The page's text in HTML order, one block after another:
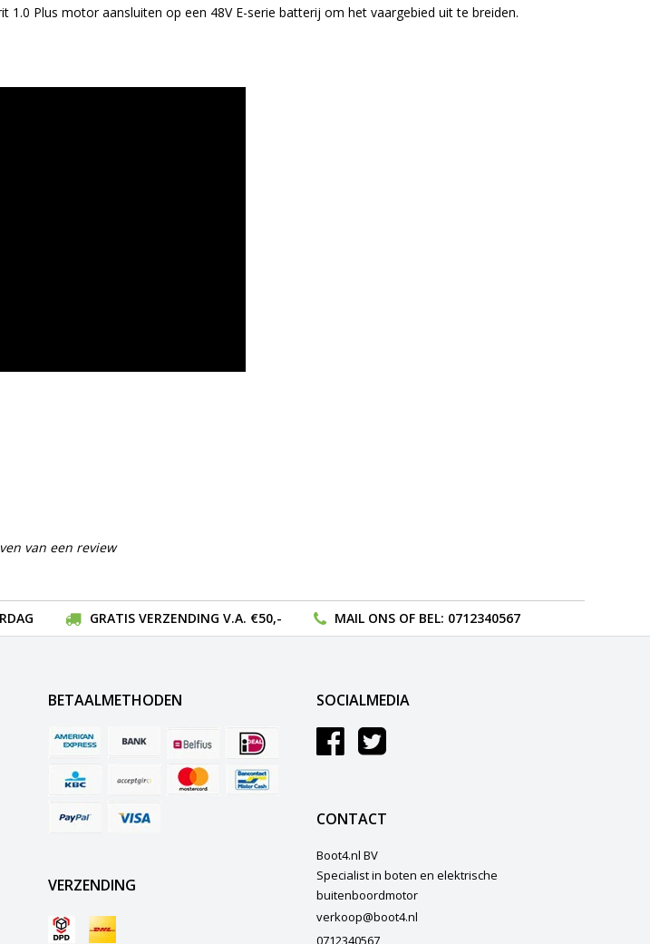
1.0 Plus motor aansluiten op een 48V E-serie batterij om het vaargebied uit te breiden.
van een review
GRATIS VERZENDING V.A. €50,- MAIL ONSOF BEL: 0712340567
BETAALMETHODEN
VERZENDING
SOCIALMEDIA
CONTACT
Boot4.nl BV
Specialist in boten en elektrische
buitenboordmotor
verkoop@boot4.nl
0712340567